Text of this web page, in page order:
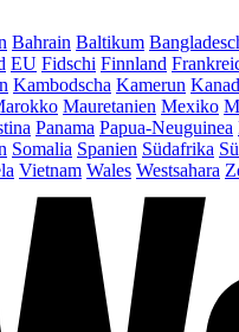
Bahrain Baltikum
EU Fidschi Finnland
Kambodscha Kamerun
Mauretanien Mexiko
Panama Papua-Neuguinea
Somalia Spanien Südafrika
Vietnam Wales Westsahara